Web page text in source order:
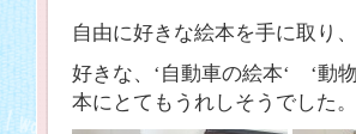
自由に好きな絵本を手に取り
好きな、‘自動車の絵本‘ ‘動
本にとてもうれしそうでした。